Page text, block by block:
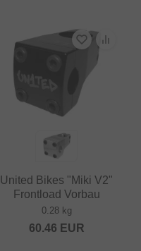
United Bikes "Miki V2"
Frontload Vorbau
0.28 kg
60.46 EUR